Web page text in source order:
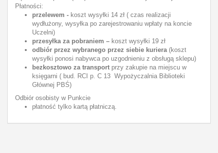
Płatności:
przelewem - koszt wysyłki 14 zł ( czas realizacji
wydłużony, wysyłka po zarejestrowaniu wpłaty na koncie
Uczelni)
przesyłka za pobraniem – koszt wysyłki 19 zł
odbiór przez wybranego przez siebie kuriera (koszt
wysyłki ponosi nabywca po uzgodnieniu z obsługą sklepu)
bezkosztowo za transport przy zakupie na miejscu w
księgarni ( bud. RCI p. C 13 Wypożyczalnia Biblioteki
Głównej PBŚ)
Odbiór osobisty w Punkcie
płatność tylko kartą płatniczą.